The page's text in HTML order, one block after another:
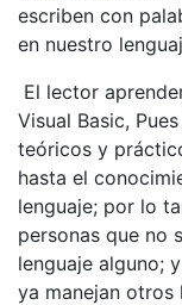
escriben con
en nuestro
El lector
Visual Basic,
teóricos y
hasta el
lenguaje; por lo
personas que no
lenguaje alguno;
ya manejan otros